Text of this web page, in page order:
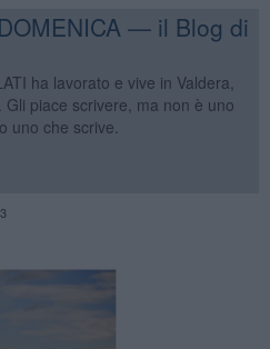
— il Blog di
ha lavorato e vive in Valdera,
Gli piace scrivere, ma non è uno
uno che scrive.